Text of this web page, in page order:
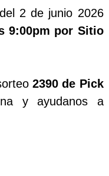
2 de junio 2026
9:00pm por Sitio
2390 de Pick
y ayudanos a